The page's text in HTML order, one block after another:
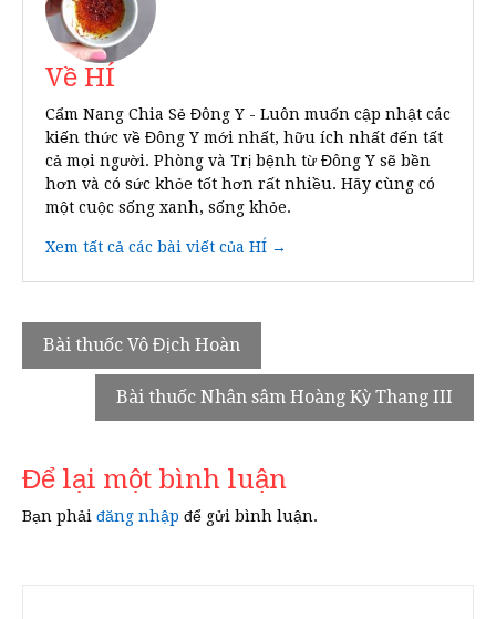
Về HÍ
Cẩm Nang Chia Sẻ Đông Y - Luôn muốn cập nhật các
kiến thức về Đông Y mới nhất, hữu ích nhất đến tất
cả mọi người. Phòng và Trị bệnh từ Đông Y sẽ bền
hơn và có sức khỏe tốt hơn rất nhiều. Hãy cùng có
một cuộc sống xanh, sống khỏe.
Xem tất cả các bài viết của HÍ →
Điều
hướng
Bài thuốc Vô Địch Hoàn
Bài thuốc Nhân sâm Hoàng Kỳ Thang III
Để lại một bình luận
Bạn phải đăng nhập để gửi bình luận.